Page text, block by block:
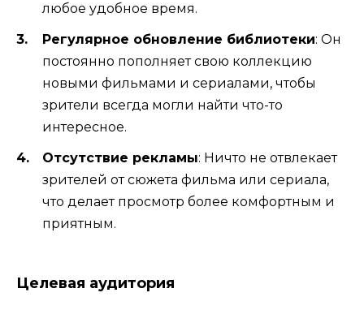
любое удобное время.
Регулярное обновление библиотеки: Он
постоянно пополняет свою коллекцию
новыми фильмами и сериалами, чтобы
зрители всегда могли найти что-то
интересное.
Отсутствие рекламы: Ничто не отвлекает
зрителей от сюжета фильма или сериала,
что делает просмотр более комфортным и
приятным.
Целевая аудитория